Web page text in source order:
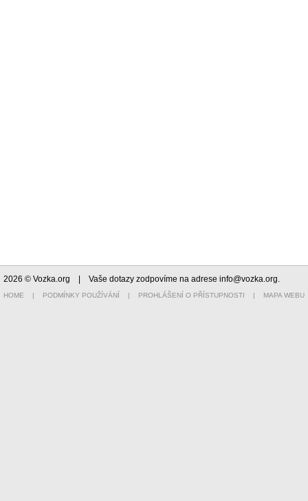
2026 © Vozka.org | Vaše dotazy zodpovíme na adrese info@vozka.org.
HOME | PODMÍNKY POUŽÍVÁNÍ | PROHLÁŠENÍ O PŘÍSTUPNOSTI | MAPA WEBU